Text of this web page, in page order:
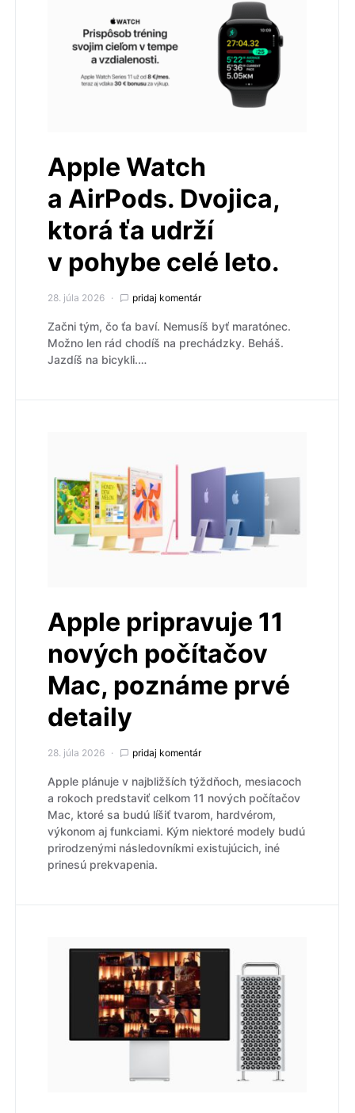
Apple Watch
a AirPods. Dvojica,
ktorá ťa udrží
v pohybe celé leto.
28. júla 2026 pridaj komentár
Začni tým, čo ťa baví. Nemusíš byť maratónec.
Možno len rád chodíš na prechádzky. Beháš.
Jazdíš na bicykli.…
Apple pripravuje 11
nových počítačov
Mac, poznáme prvé
detaily
28. júla 2026 pridaj komentár
Apple plánuje v najbližších týždňoch, mesiacoch
a rokoch predstaviť celkom 11 nových počítačov
Mac, ktoré sa budú líšiť tvarom, hardvérom,
výkonom aj funkciami. Kým niektoré modely budú
prirodzenými následovníkmi existujúcich, iné
prinesú prekvapenia.